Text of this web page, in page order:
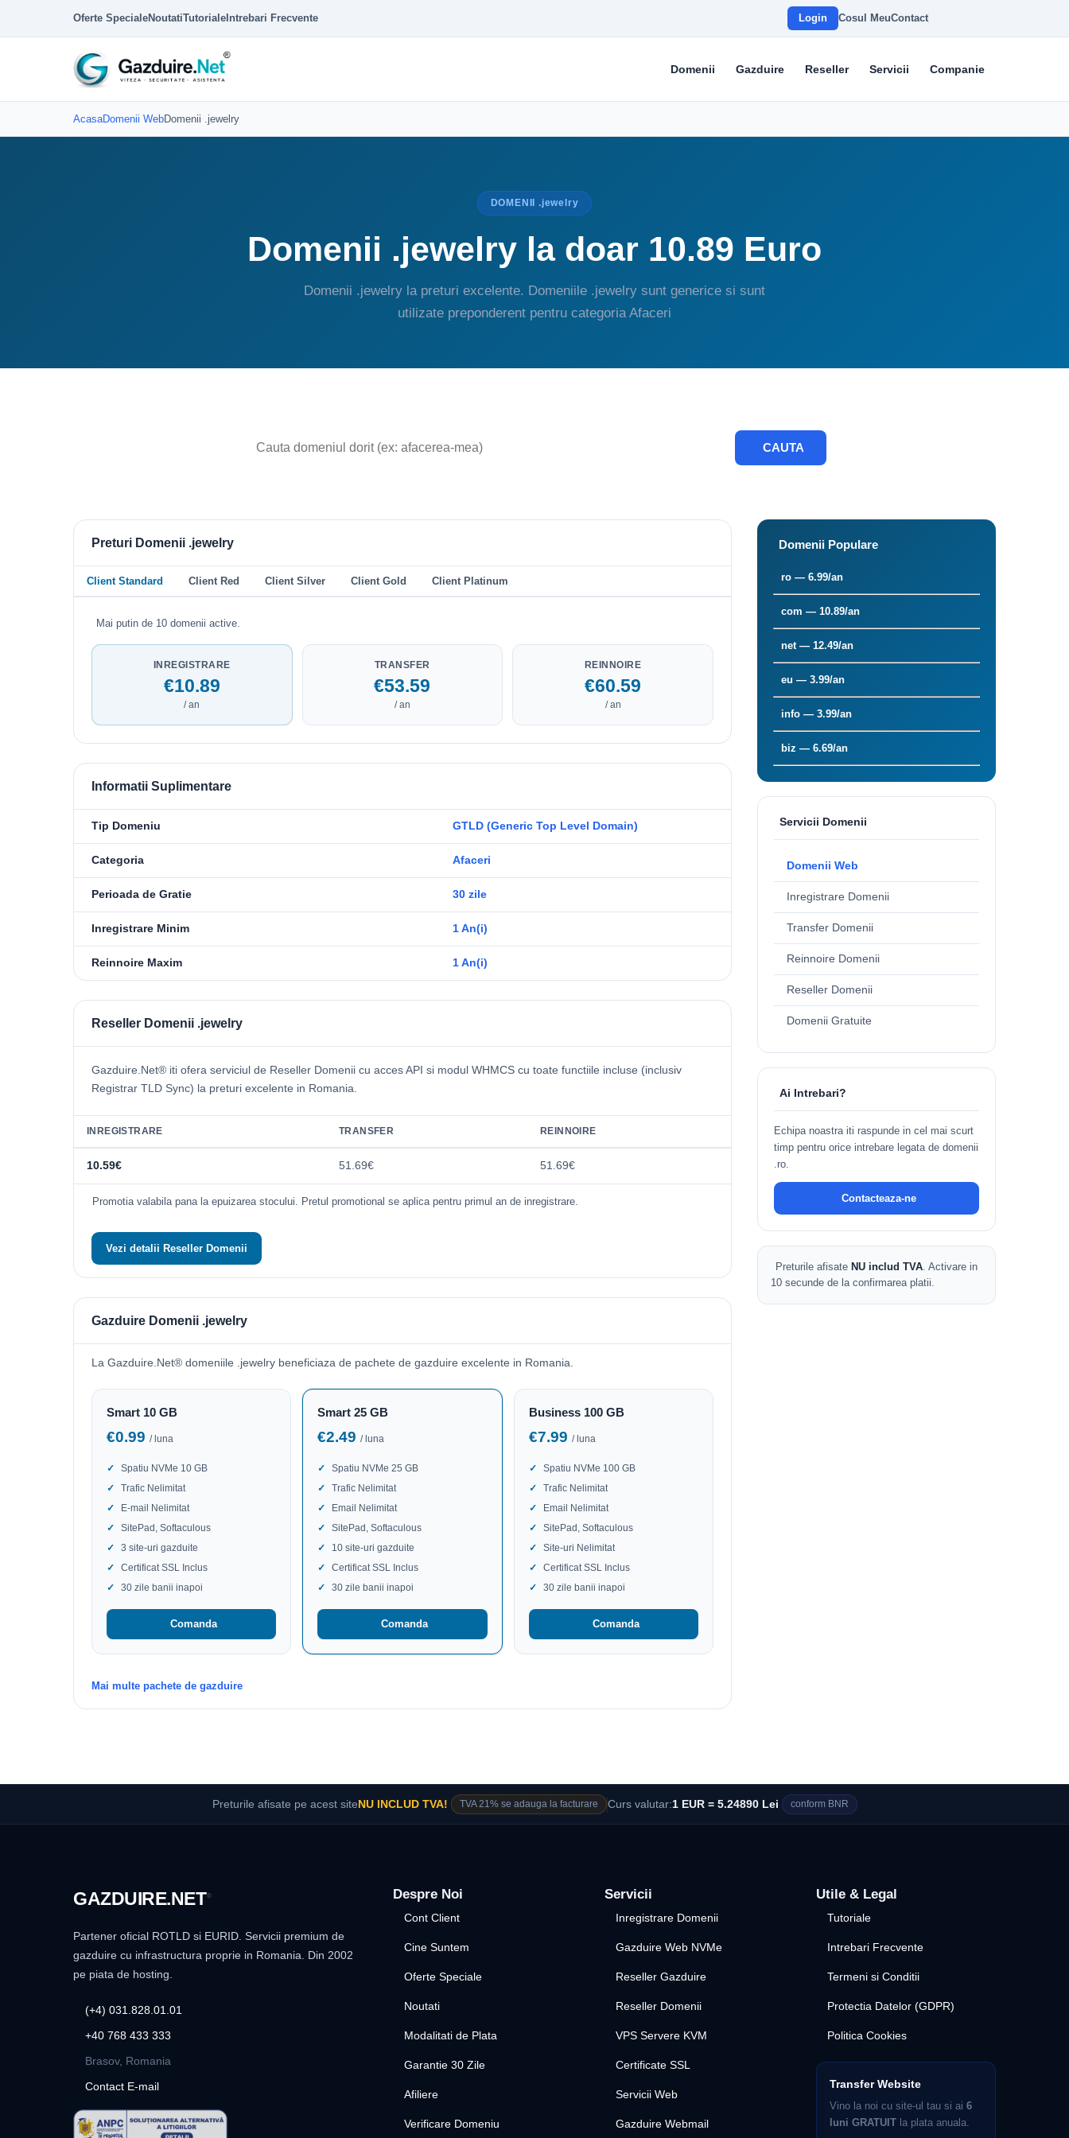
Oferte SpecialeNoutatiTutoriale Intrebari Frecvente Login Cosul MeuContact
Domenii Gazduire Reseller Servicii Companie
AcasaDomenii WebDomenii .jewelry
DOMENII .jewelry
Domenii .jewelry la doar 10.89 Euro
Domenii .jewelry la preturi excelente. Domeniile .jewelry sunt generice si sunt
utilizate preponderent pentru categoria Afaceri
CAUTA
Preturi Domenii .jewelry
Client Standard Client Red Client Silver Client Gold Client Platinum
Mai putin de 10 domenii active.
INREGISTRARE
€10.89
/ an
TRANSFER
€53.59
/ an
REINNOIRE
€60.59
/ an
Informatii Suplimentare
Tip Domeniu GTLD (Generic Top Level Domain)
Categoria Afaceri
Perioada de Gratie 30 zile
Inregistrare Minim 1 An(i)
Reinnoire Maxim 1 An(i)
Reseller Domenii .jewelry
Gazduire.Net® iti ofera serviciul de Reseller Domenii cu acces API si modul WHMCS cu toate functiile incluse (inclusiv
Registrar TLD Sync) la preturi excelente in Romania.
INREGISTRARE TRANSFER REINNOIRE
10.59€ 51.69€ 51.69€
Promotia valabila pana la epuizarea stocului. Pretul promotional se aplica pentru primul an de inregistrare.
Vezi detalii Reseller Domenii
Gazduire Domenii .jewelry
La Gazduire.Net® domeniile .jewelry beneficiaza de pachete de gazduire excelente in Romania.
Smart 10 GB
€0.99 / luna
Spatiu NVMe 10 GB
Trafic Nelimitat
E-mail Nelimitat
SitePad, Softaculous
3 site-uri gazduite
Certificat SSL Inclus
30 zile banii inapoi
Comanda
Smart 25 GB
€2.49/ luna
Spatiu NVMe 25 GB
Trafic Nelimitat
Email Nelimitat
SitePad, Softaculous
10 site-uri gazduite
Certificat SSL Inclus
30 zile banii inapoi
Comanda
Business 100 GB
€7.99 / luna
Spatiu NVMe 100 GB
Trafic Nelimitat
Email Nelimitat
SitePad, Softaculous
Site-uri Nelimitat
Certificat SSL Inclus
30 zile banii inapoi
Comanda
Mai multe pachete de gazduire
Domenii Populare
ro — 6.99/an
com — 10.89/an
net — 12.49/an
eu — 3.99/an
info — 3.99/an
biz — 6.69/an
Servicii Domenii
Domenii Web
Inregistrare Domenii
Transfer Domenii
Reinnoire Domenii
Reseller Domenii
Domenii Gratuite
Ai Intrebari?
Echipa noastra iti raspunde in cel mai scurt
timp pentru orice intrebare legata de domenii
.ro.
Contacteaza-ne
Preturile afisate NU includ TVA . Activare in
10 secunde de la confirmarea platii.
Preturile afisate pe acest site NU INCLUD TVA! TVA 21% se adauga la facturare Curs valutar:1 EUR = 5.24890 Lei conform BNR
GAZDUIRE.NET®
Partener oficial ROTLD si EURID. Servicii premium de
gazduire cu infrastructura proprie in Romania. Din 2002
pe piata de hosting.
(+4) 031.828.01.01
+40 768 433 333
Brasov, Romania
Contact E-mail
Despre Noi
Cont Client
Cine Suntem
Oferte Speciale
Noutati
Modalitati de Plata
Garantie 30 Zile
Afiliere
Verificare Domeniu
Servicii
Inregistrare Domenii
Gazduire Web NVMe
Reseller Gazduire
Reseller Domenii
VPS Servere KVM
Certificate SSL
Servicii Web
Gazduire Webmail
Utile & Legal
Tutoriale
Intrebari Frecvente
Termeni si Conditii
Protectia Datelor (GDPR)
Politica Cookies
Transfer Website
Vino la noi cu site-ul tau si ai 6
luni GRATUITla plata anuala.